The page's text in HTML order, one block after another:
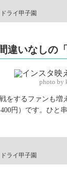
ライ甲子園
違いなしの
photo by
をするファンも
円）です。ひと
ライ甲子園